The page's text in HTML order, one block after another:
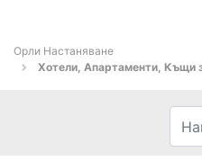
Орли Настаняване
Хотели, Апартаменти, Къщи